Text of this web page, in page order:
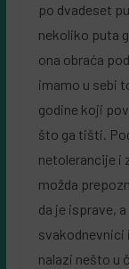
po dvadeset
nekoliko puta
ona obraća
imamo u sebi
godine koji
što ga tišti.
netolerancije i
možda
da je isprave,
svakodnevnici
nalazi nešto u